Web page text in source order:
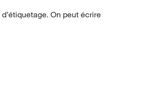
On peut écrire